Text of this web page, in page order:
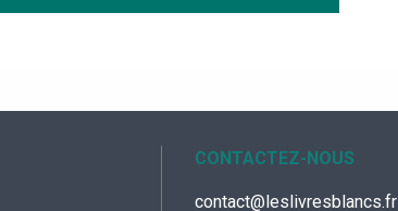
CONTACTEZ-NOUS
contact@leslivresblancs.fr